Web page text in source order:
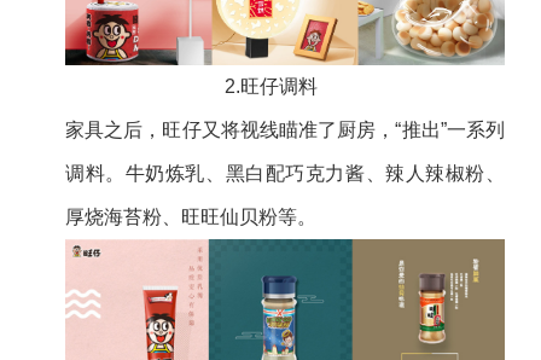
2.旺仔调料
家具之后，旺仔又将视线瞄准了厨房，“推出”一系列
调料。牛奶炼乳、黑白配巧克力酱、辣人辣椒粉、
厚烧海苔粉、旺旺仙贝粉等。